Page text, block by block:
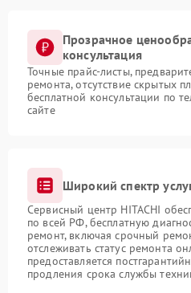
Прозрачное
консультация
Точные прайс-листы,
ремонта, отсутствие скрытых
бесплатной консультации по
сайте
Широкий спектр
Сервисный центр HITACHI
по всей РФ, бесплатную
ремонт, включая срочный
отслеживать статус ремонта
предоставляется
продления срока службы